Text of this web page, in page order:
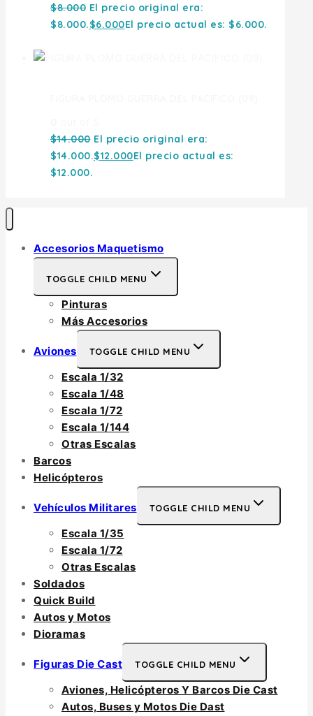
$8.000 El precio original era:
$8.000.$6.000El precio actual es: $6.000.
$14.000 El precio original era:
$14.000.$12.000El precio actual es:
$12.000.
Accesorios Maquetismo
TOGGLE CHILD MENU
Pinturas
Más Accesorios
Aviones TOGGLE CHILD MENU
Escala 1/32
Escala 1/48
Escala 1/72
Escala 1/144
Otras Escalas
Barcos
Helicópteros
Vehículos Militares TOGGLE CHILD MENU
Escala 1/35
Escala 1/72
Otras Escalas
Soldados
Quick Build
Autos y Motos
Dioramas
Figuras Die Cast TOGGLE CHILD MENU
Aviones, Helicópteros Y Barcos Die Cast
Autos, Buses y Motos Die Dast